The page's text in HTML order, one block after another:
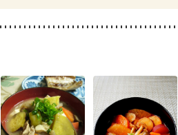
食欲がない
妊娠中(初期)